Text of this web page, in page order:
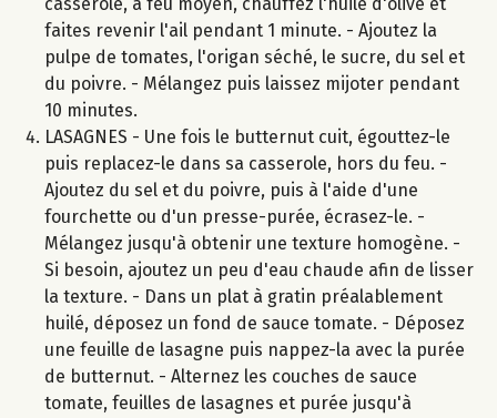
faites revenir l'ail pendant 1 minute. - Ajoutez la
pulpe de tomates, l'origan séché, le sucre, du sel et
du poivre. - Mélangez puis laissez mijoter pendant
10 minutes.
LASAGNES - Une fois le butternut cuit, égouttez-le
puis replacez-le dans sa casserole, hors du feu. -
Ajoutez du sel et du poivre, puis à l'aide d'une
fourchette ou d'un presse-purée, écrasez-le. -
Mélangez jusqu'à obtenir une texture homogène. -
Si besoin, ajoutez un peu d'eau chaude afin de lisser
la texture. - Dans un plat à gratin préalablement
huilé, déposez un fond de sauce tomate. - Déposez
une feuille de lasagne puis nappez-la avec la purée
de butternut. - Alternez les couches de sauce
tomate, feuilles de lasagnes et purée jusqu'à